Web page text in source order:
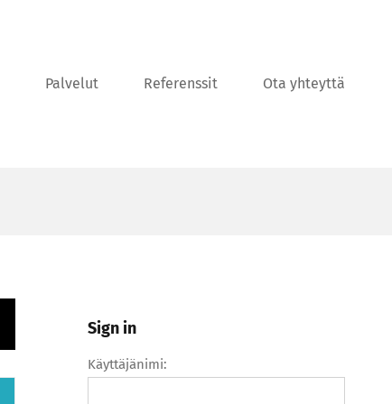
Palvelut Referenssit Ota yhteyttä
Sign in
Käyttäjänimi: